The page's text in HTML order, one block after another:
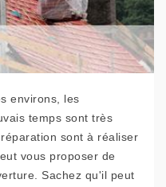
environs, les
temps sont très
sont à réaliser
vous proposer de
Sachez qu'il peut